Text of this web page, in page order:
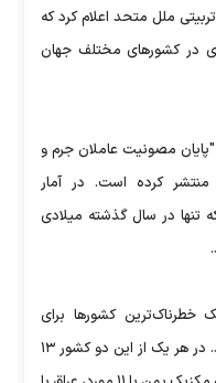
ملل متحد اعلام کرد که
از سال ۲۰۰۶ تا ۲۰۱۶ میلادی در کشورهای مختلف جهان
"پایان مصونیت عاملان جرم و
منتشر کرده است. در آمار
در سال گذشته میلادی
خطرناک‌ترین کشورها برای
خبرنگاران در سال گذشته میلادی بوده‌اند. در هر یک از این دو کشور ۱۳